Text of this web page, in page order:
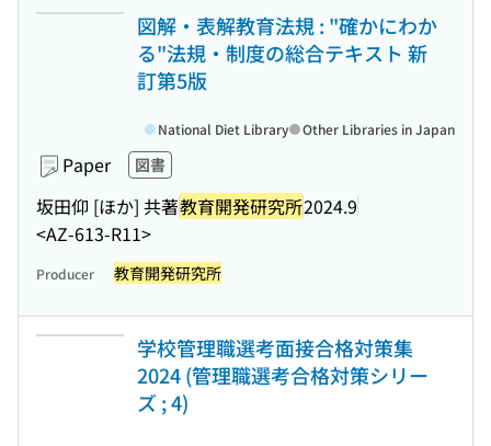
図解・表解教育法規 : "確かにわか
る"法規・制度の総合テキスト 新
訂第5版
Paper 図書
坂田仰 [ほか] 共著教育開発研究所2024.9
<AZ-613-R11>
National Diet Library Other Libraries in Japan
Producer 教育開発研究所
学校管理職選考面接合格対策集
2024 (管理職選考合格対策シリー
ズ ; 4)